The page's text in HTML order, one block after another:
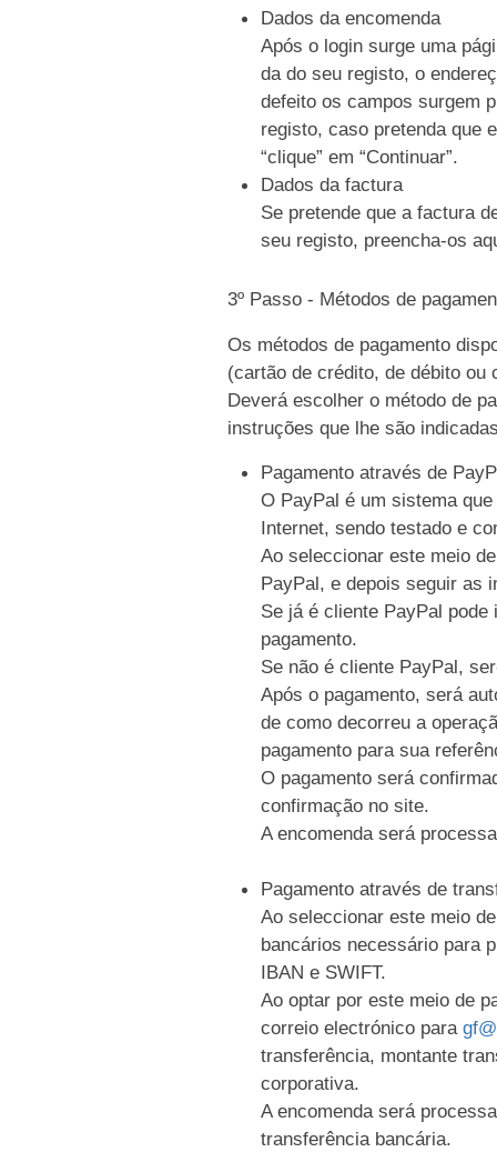
Dados da encomenda
Após o login surge uma
da do seu registo, o
defeito os campos surgem
registo, caso pretenda que
“clique” em “Continuar”.
Dados da factura
Se pretende que a factura
seu registo, preencha-os
3º Passo - Métodos de
Os métodos de pagamento
(cartão de crédito, de débito ou
Deverá escolher o método de
instruções que lhe são
Pagamento através de
O PayPal é um sistema
Internet, sendo testado e
Ao seleccionar este meio
PayPal, e depois seguir as
Se já é cliente PayPal
pagamento.
Se não é cliente PayPal,
Após o pagamento, será
de como decorreu a
pagamento para sua
O pagamento será
confirmação no site.
A encomenda será
Pagamento através de
Ao seleccionar este meio
bancários necessário para
IBAN e SWIFT.
Ao optar por este meio de
correio electrónico para
transferência, montante
corporativa.
A encomenda será
transferência bancária.